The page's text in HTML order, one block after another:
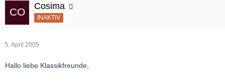
Cosima
INAKTIV
5. April 2005
Hallo liebe Klassikfreunde,